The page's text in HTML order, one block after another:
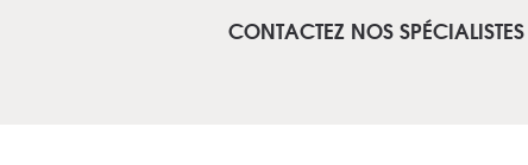
CONTACTEZ NOS